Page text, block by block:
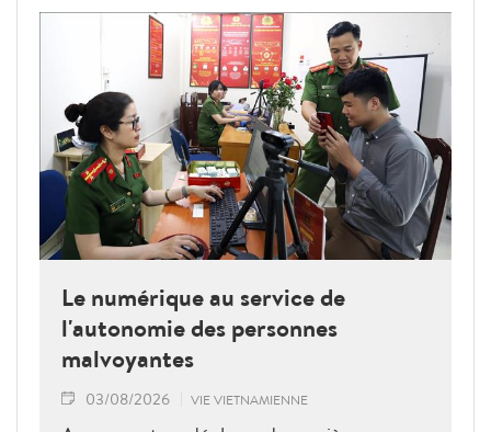
Le numérique au service de
l'autonomie des personnes
malvoyantes
03/08/2026 VIE VIETNAMIENNE